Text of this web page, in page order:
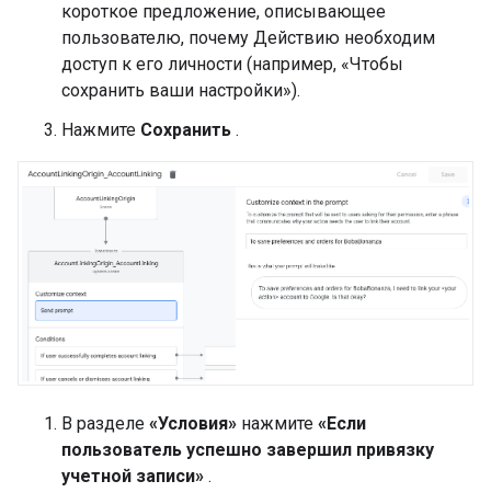
короткое предложение, описывающее
пользователю, почему Действию необходим
доступ к его личности (например, «Чтобы
сохранить ваши настройки»).
Нажмите Сохранить .
В разделе «Условия» нажмите «Если
пользователь успешно завершил привязку
учетной записи» .